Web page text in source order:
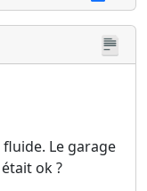
Le garage
ok ?